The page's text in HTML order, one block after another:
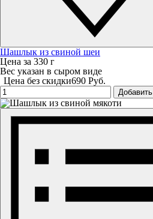
Шашлык из свиной шеи
Цена за 330 г
Вес указан в сыром виде
Цена без скидки690 Руб.
Добавить